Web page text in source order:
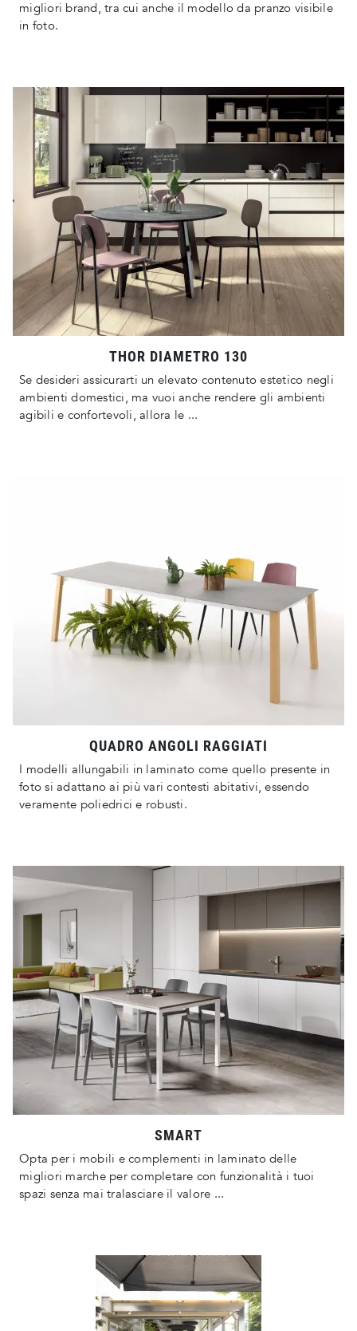
migliori brand, tra cui anche il modello da pranzo visibile
in foto.
THOR DIAMETRO 130
Se desideri assicurarti un elevato contenuto estetico negli
ambienti domestici, ma vuoi anche rendere gli ambienti
agibili e confortevoli, allora le ...
QUADRO ANGOLI RAGGIATI
I modelli allungabili in laminato come quello presente in
foto si adattano ai più vari contesti abitativi, essendo
veramente poliedrici e robusti.
SMART
Opta per i mobili e complementi in laminato delle
migliori marche per completare con funzionalità i tuoi
spazi senza mai tralasciare il valore ...